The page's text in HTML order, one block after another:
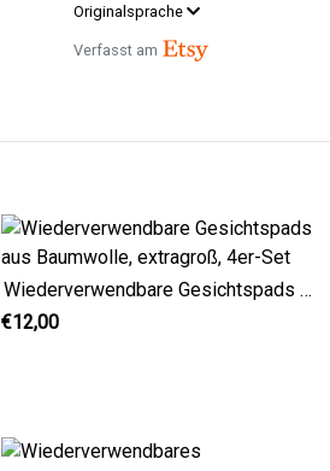
Originalsprache
Verfasst am
Wiederverwendbare Gesichtspads aus Baumwolle, extragroß, 4er-Set
€12,00